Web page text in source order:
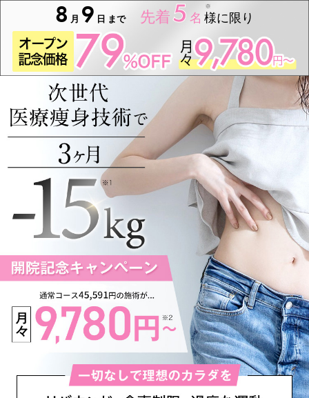
8 月 9 日 まで 先着5名 様に限り